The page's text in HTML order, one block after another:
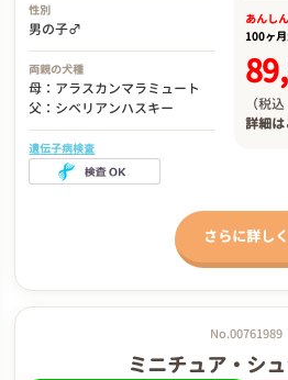
性別
男の子♂
両親の犬種
母：アラスカンマラミュート
父：シベリアンハスキー
遺伝子病検査
あんし
100ヶ
（税
詳細は
さらに詳しく
No.00761989
ミニチュア・シ